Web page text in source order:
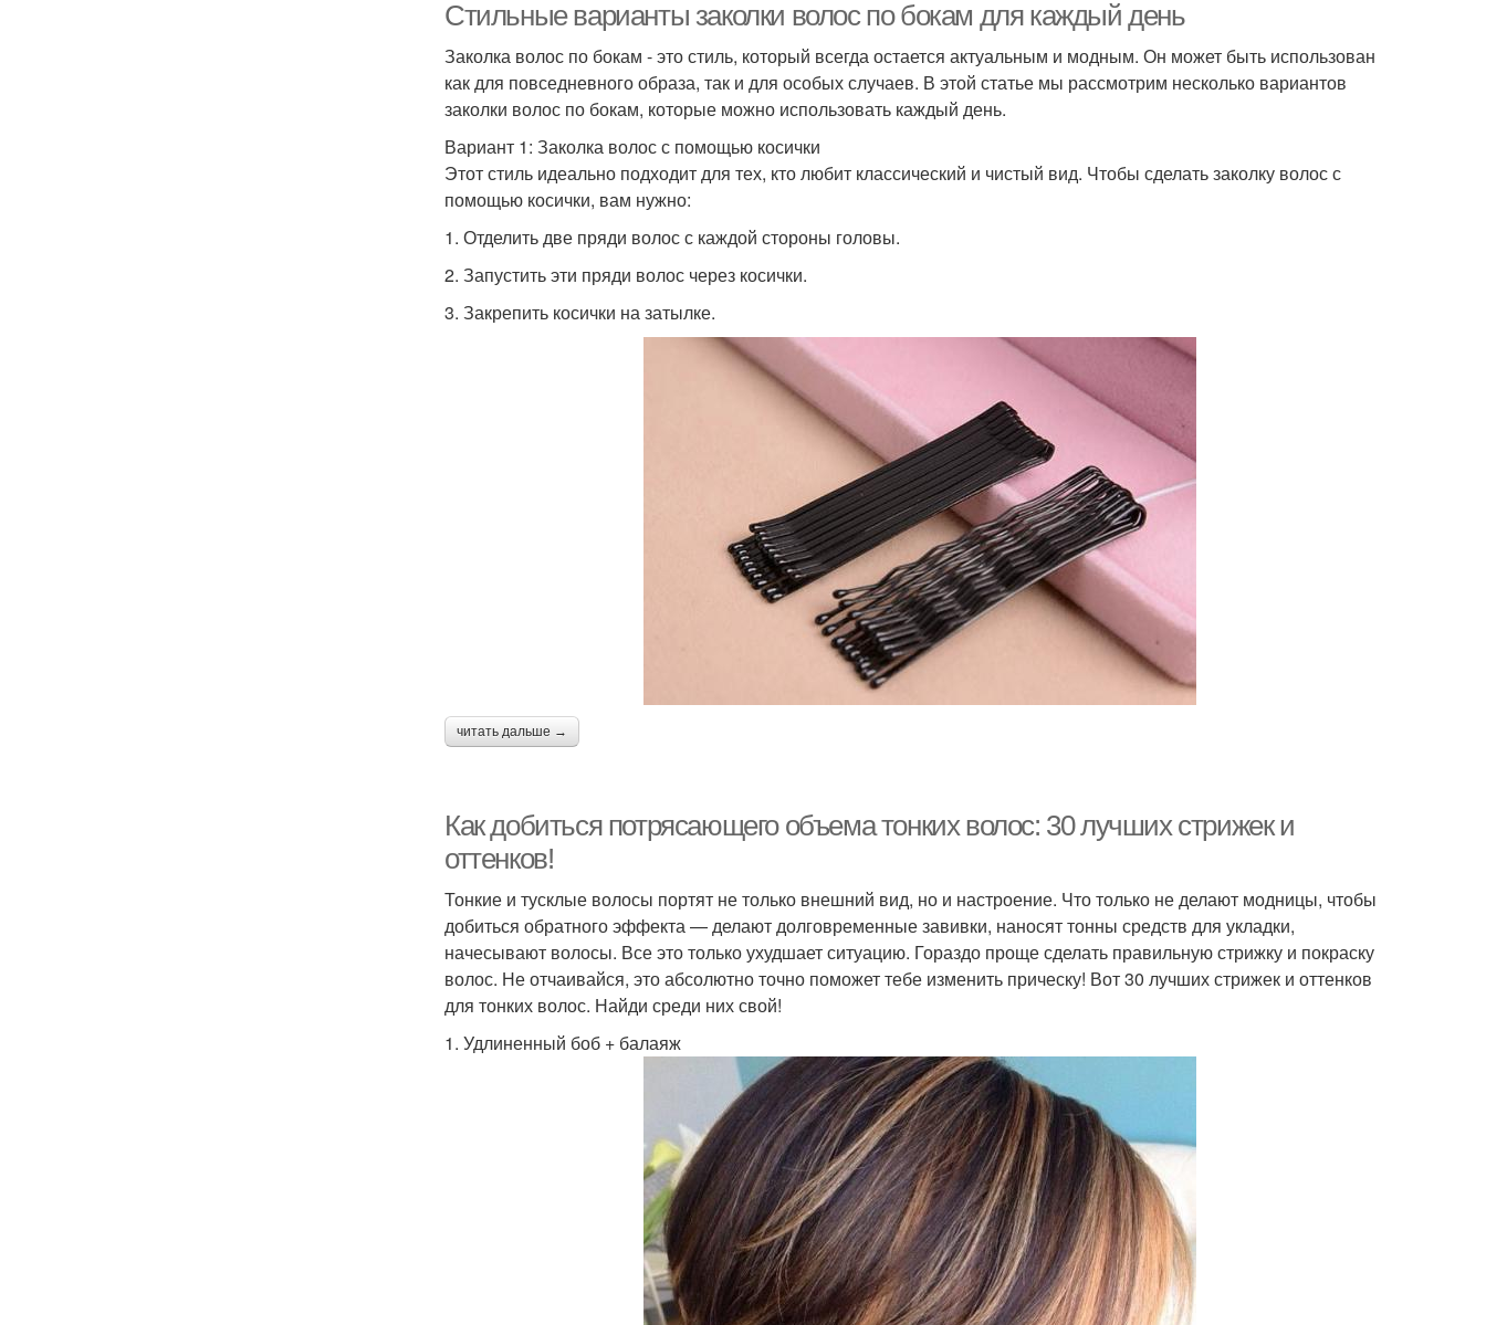
Стильные варианты заколки волос по бокам для каждый день
Заколка волос по бокам - это стиль, который всегда остается актуальным и модным. Он может быть использован
как для повседневного образа, так и для особых случаев. В этой статье мы рассмотрим несколько вариантов
заколки волос по бокам, которые можно использовать каждый день.
Вариант 1: Заколка волос с помощью косички
Этот стиль идеально подходит для тех, кто любит классический и чистый вид. Чтобы сделать заколку волос с
помощью косички, вам нужно:
1. Отделить две пряди волос с каждой стороны головы.
2. Запустить эти пряди волос через косички.
3. Закрепить косички на затылке.
читать дальше →
Как добиться потрясающего объема тонких волос: 30 лучших стрижек и
оттенков!
Тонкие и тусклые волосы портят не только внешний вид, но и настроение. Что только не делают модницы, чтобы
добиться обратного эффекта — делают долговременные завивки, наносят тонны средств для укладки,
начесывают волосы. Все это только ухудшает ситуацию. Гораздо проще сделать правильную стрижку и покраску
волос. Не отчаивайся, это абсолютно точно поможет тебе изменить прическу! Вот 30 лучших стрижек и оттенков
для тонких волос. Найди среди них свой!
1. Удлиненный боб + балаяж